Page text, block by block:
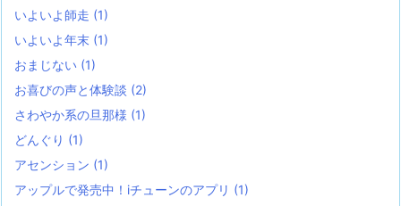
いよいよ師走 (1)
いよいよ年末 (1)
おまじない (1)
お喜びの声と体験談 (2)
さわやか系の旦那様 (1)
どんぐり (1)
アセンション (1)
アップルで発売中！iチューンのアプリ (1)